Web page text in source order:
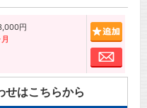
円
お問
せはこちらから